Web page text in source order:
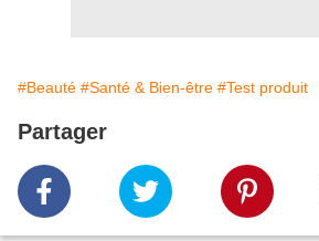
#Beauté #Santé & Bien-être #Test produit
Partager